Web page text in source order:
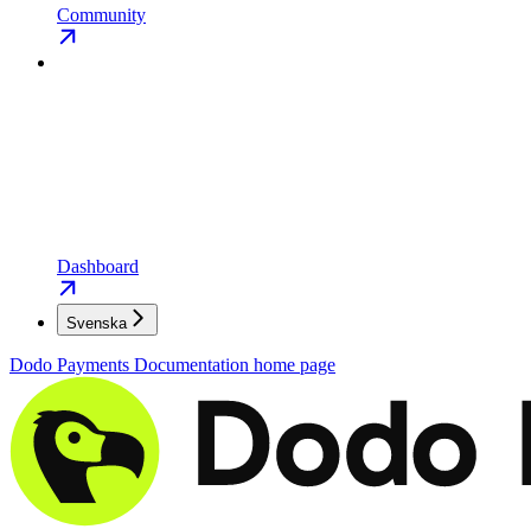
Community
Dashboard
Svenska
Dodo Payments Documentation home page